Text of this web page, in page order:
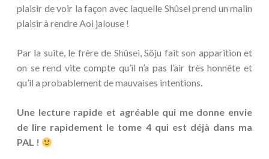
plaisir de voir la façon avec laquelle Shûsei prend un malin
plaisir à rendre Aoi jalouse !
Par la suite, le frère de Shûsei, Sôju fait son apparition et
on se rend vite compte qu’il n’a pas l’air très honnête et
qu’il a probablement de mauvaises intentions.
Une lecture rapide et agréable qui me donne envie
de lire rapidement le tome 4 qui est déjà dans ma
PAL !